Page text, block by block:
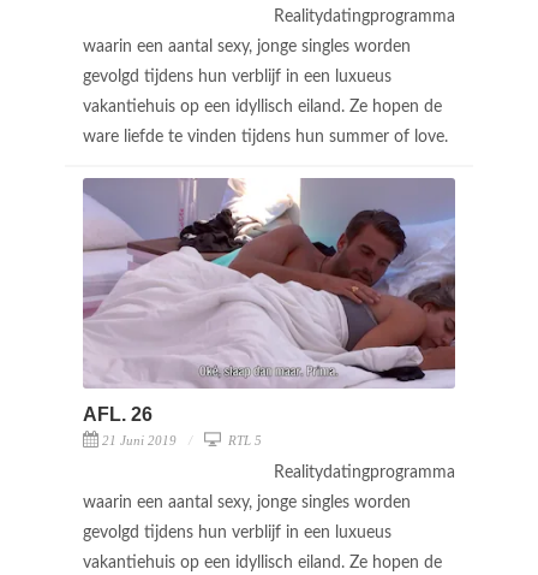
Realitydatingprogramma
waarin een aantal sexy, jonge singles worden
gevolgd tijdens hun verblijf in een luxueus
vakantiehuis op een idyllisch eiland. Ze hopen de
ware liefde te vinden tijdens hun summer of love.
AFL. 26
21 Juni 2019 RTL 5
Realitydatingprogramma
waarin een aantal sexy, jonge singles worden
gevolgd tijdens hun verblijf in een luxueus
vakantiehuis op een idyllisch eiland. Ze hopen de